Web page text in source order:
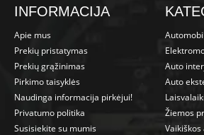
INFORMACIJA
Apie mus
Prekių pristatymas
Prekių grąžinimas
Pirkimo taisyklės
Naudinga informacija pirkėjui!
Privatumo politika
Susisiekite su mumis
Auto
Auto
Žiemos